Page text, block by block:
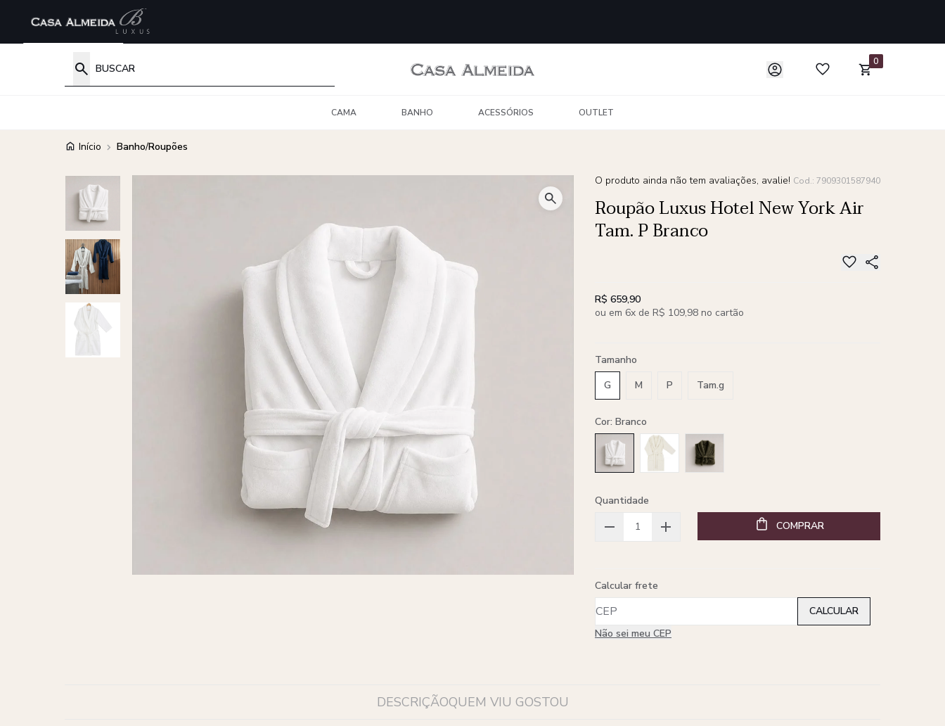
0
CAMA BANHO ACESSÓRIOS OUTLET
Início Banho/Roupões
O produto ainda não tem avaliações, avalie! Cod.: 7909301587940
Roupão Luxus Hotel New York Air
Tam. P Branco
R$ 659,90
ou em 6x de R$ 109,98 no cartão
Tamanho
G
M P Tam.g
Cor: Branco
Quantidade
COMPRAR
Calcular frete
Não sei meu CEP
DESCRIÇÃOQUEM VIU GOSTOU